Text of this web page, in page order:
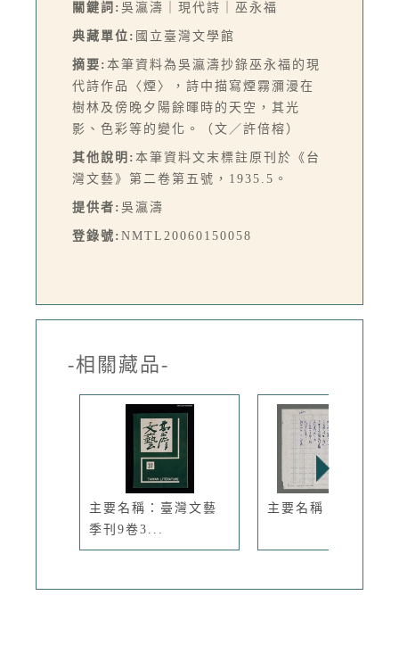
關鍵詞: 吳瀛濤｜現代詩｜巫永福
典藏單位: 國立臺灣文學館
摘要: 本筆資料為吳瀛濤抄錄巫永福的現
代詩作品〈煙〉，詩中描寫煙霧瀰漫在
樹林及傍晚夕陽餘暉時的天空，其光
影、色彩等的變化。（文／許倍榕）
其他說明: 本筆資料文末標註原刊於《台
灣文藝》第二卷第五號，1935.5。
提供者: 吳瀛濤
登錄號: NMTL20060150058
-相關藏品-
主要名稱：臺灣文藝
季刊9卷3...
主要名稱：守望